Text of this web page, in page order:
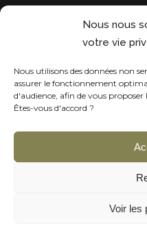
Nous nous
votre vie
Nous utilisons des données non
assurer le fonctionnement
d'audience, afin de vous proposer
Êtes-vous d'accord ?
Voir les
Projets